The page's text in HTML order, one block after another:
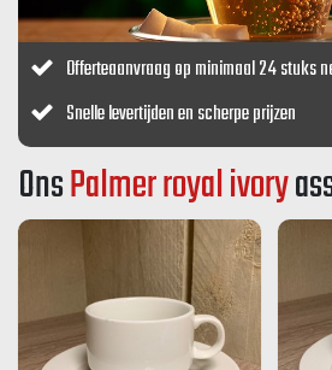
Offerteaanvraag op minimaal 24 stuks
Snelle levertijden en scherpe prijzen
OnsPalmer royal ivory